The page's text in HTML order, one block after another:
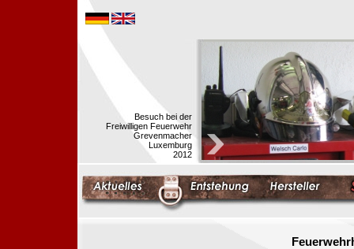
Besuch bei der
Freiwilligen Feuerwehr
Grevenmacher
Luxemburg
2012